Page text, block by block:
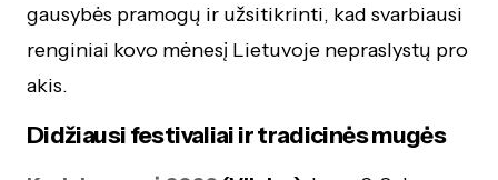
gausybės pramogų ir užsitikrinti, kad svarbiausi
renginiai kovo mėnesį Lietuvoje nepraslystų pro
akis.
Didžiausi festivaliai ir tradicinės mugės